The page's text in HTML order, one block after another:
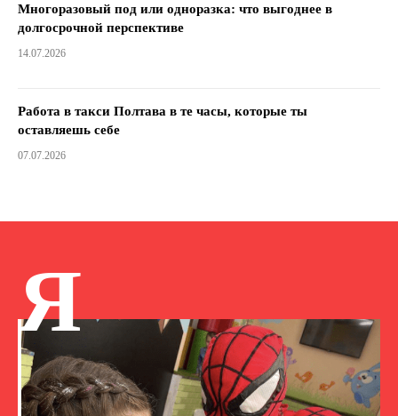
Многоразовый под или одноразка: что выгоднее в
долгосрочной перспективе
14.07.2026
Работа в такси Полтава в те часы, которые ты
оставляешь себе
07.07.2026
Я